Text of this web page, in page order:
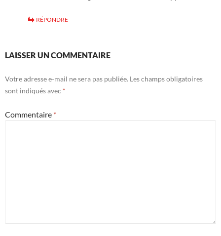
RÉPONDRE
LAISSER UN COMMENTAIRE
Votre adresse e-mail ne sera pas publiée. Les champs obligatoires
sont indiqués avec *
Commentaire *